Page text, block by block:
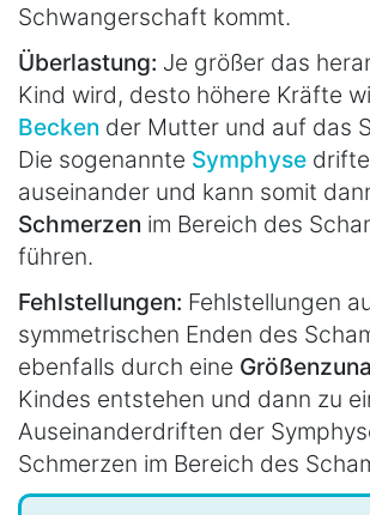
Schwangerschaft kommt.
Überlastung: Je größer das
Kind wird, desto höhere Kräfte
Becken der Mutter und auf das
Die sogenannte Symphyse
auseinander und kann somit
Schmerzen im Bereich des
führen.
Fehlstellungen: Fehlstellungen
symmetrischen Enden des
ebenfalls durch eine
Kindes entstehen und dann zu
Auseinanderdriften der
Schmerzen im Bereich des